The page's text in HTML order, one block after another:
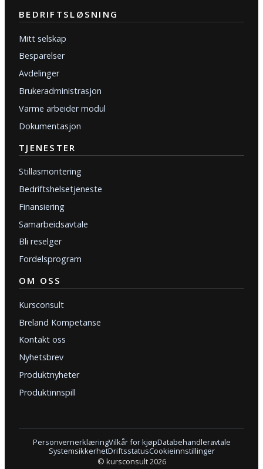
BEDRIFTSLØSNING
Mitt selskap
Besparelser
Avdelinger
Brukeradministrasjon
Varme arbeider modul
Dokumentasjon
TJENESTER
Stillasmontering
Bedriftshelsetjeneste
Finansiering
Samarbeidsavtale
Bli reselger
Fordelsprogram
OM OSS
Kursconsult
Breland Kompetanse
Kontakt oss
Nyhetsbrev
Produktnyheter
Produktinnspill
PersonvernerklæringVilkår for kjøpDatabehandleravtale
SystemsikkerhetDriftsstatusCookieinnstillinger
© kursconsult 2026